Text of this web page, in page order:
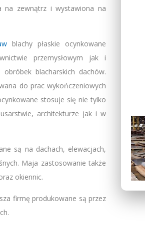
na zewnątrz i wystawiona na
blachy płaskie ocynkowane
przemysłowym jak i
blacharskich dachów.
do prac wykończeniowych
stosuje się nie tylko
architekturze jak i w
są na dachach, elewacjach,
Maja zastosowanie także
okiennic.
firmę produkowane są przez